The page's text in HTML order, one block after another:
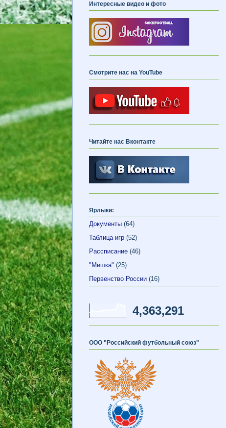
Интересные видео и фото
Смотрите нас на YouTube
Читайте нас Вконтакте
Ярлыки:
Документы (64)
Таблица игр (52)
Рассписание (46)
"Мишка" (25)
Первенство России (16)
4,363,291
ООО "Российский футбольный союз"